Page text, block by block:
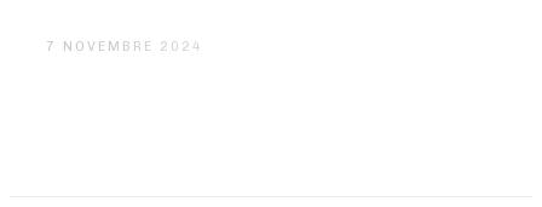
7 NOVEMBRE 2024